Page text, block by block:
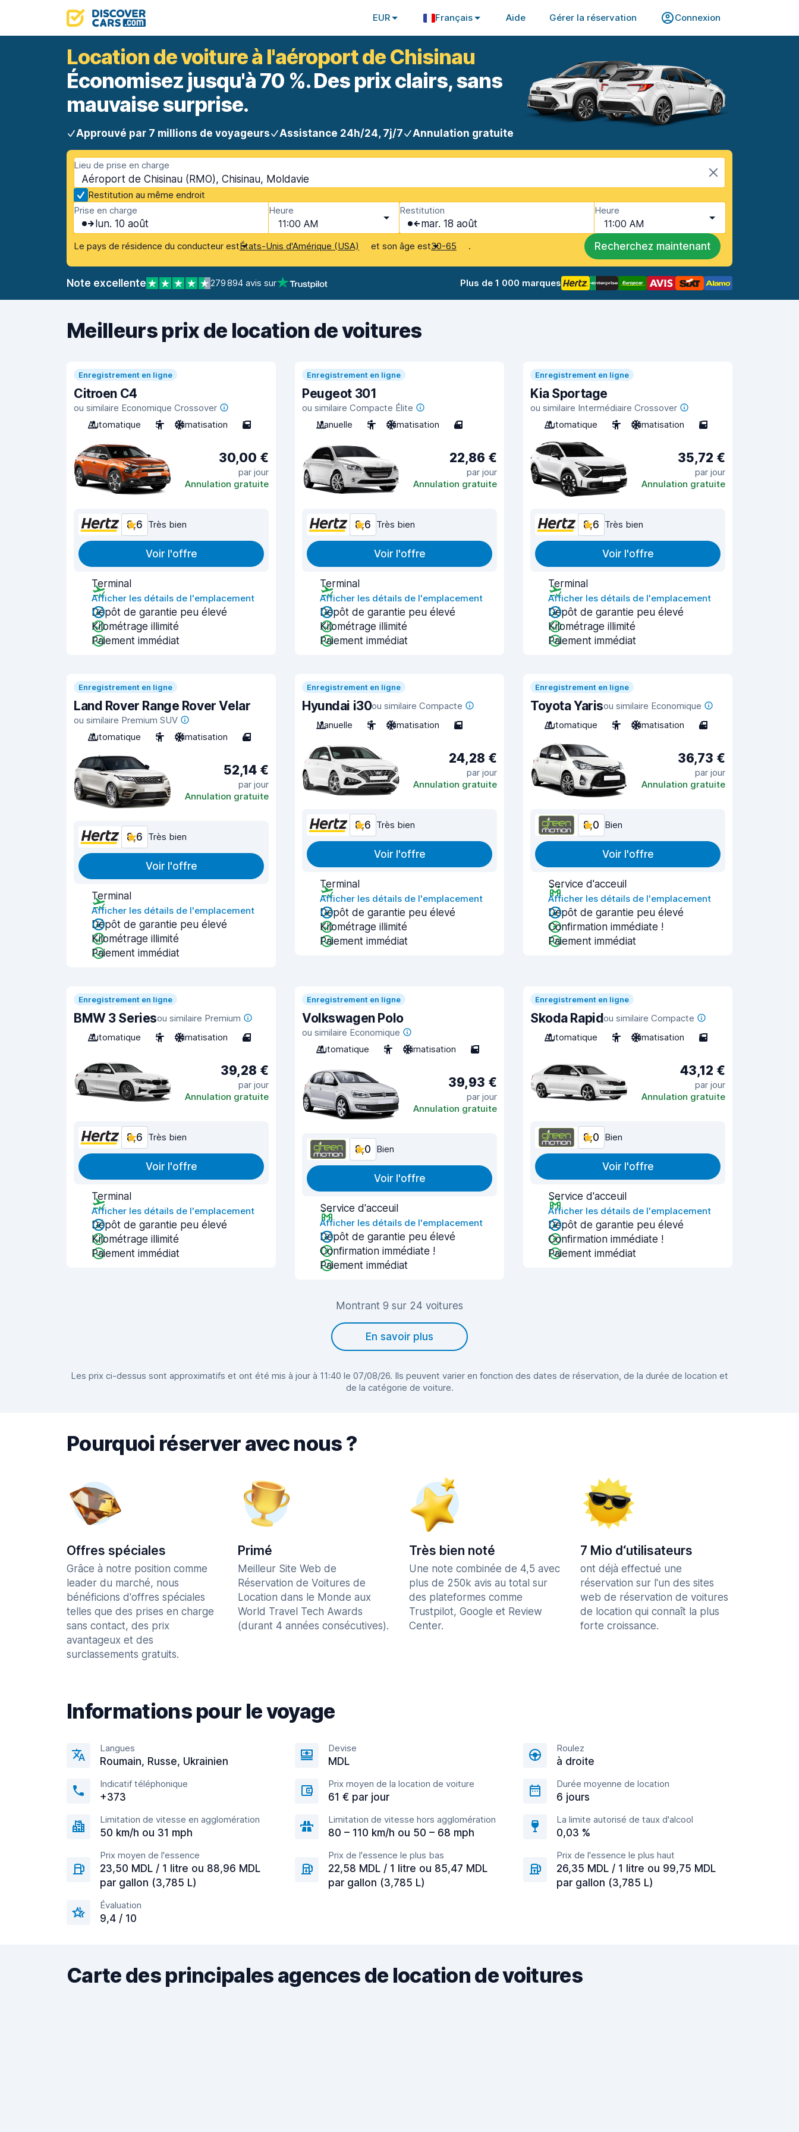
EUR Français Aide Gérer la réservation Connexion
Location de voiture à l'aéroport de Chisinau
Économisez jusqu'à 70 %. Des prix clairs, sans
mauvaise surprise.
Approuvé par 7 millions de voyageurs Assistance 24h/24, 7j/7 Annulation gratuite
Lieu de prise en charge
Aéroport de Chisinau (RMO), Chisinau, Moldavie
Restitution au même endroit
Prise en charge
lun. 10 août
Heure
11:00 AM
Restitution
mar. 18 août
Heure
11:00 AM
Le pays de résidence du conducteur estÉtats-Unis d'Amérique (USA) et son âge est30-65 . Recherchez maintenant
Note excellente 279 894 avis sur Plus de 1 000 marques
Meilleurs prix de location de voitures
Enregistrement en ligne
Citroen C4
ou similaire Economique Crossover
Automatique
5 Climatisation 5
30,00 €
par jour
Annulation gratuite
8,6 Très bien
Voir l'offre
Terminal
Afficher les détails de l'emplacement
Dépôt de garantie peu élevé
Kilométrage illimité
Paiement immédiat
Enregistrement en ligne
Peugeot 301
ou similaire Compacte Élite
Manuelle
5 Climatisation 4
22,86 €
par jour
Annulation gratuite
8,6 Très bien
Voir l'offre
Terminal
Afficher les détails de l'emplacement
Dépôt de garantie peu élevé
Kilométrage illimité
Paiement immédiat
Enregistrement en ligne
Kia Sportage
ou similaire Intermédiaire Crossover
Automatique
5 Climatisation 5
35,72 €
par jour
Annulation gratuite
8,6 Très bien
Voir l'offre
Terminal
Afficher les détails de l'emplacement
Dépôt de garantie peu élevé
Kilométrage illimité
Paiement immédiat
Enregistrement en ligne
Land Rover Range Rover Velar
ou similaire Premium SUV
Automatique
5 Climatisation 4
52,14 €
par jour
Annulation gratuite
8,6 Très bien
Voir l'offre
Terminal
Afficher les détails de l'emplacement
Dépôt de garantie peu élevé
Kilométrage illimité
Paiement immédiat
Enregistrement en ligne
Hyundai i30ou similaire Compacte
Manuelle
5 Climatisation 5
24,28 €
par jour
Annulation gratuite
8,6 Très bien
Voir l'offre
Terminal
Afficher les détails de l'emplacement
Dépôt de garantie peu élevé
Kilométrage illimité
Paiement immédiat
Enregistrement en ligne
Toyota Yarisou similaire Economique
Automatique
5 Climatisation 4
36,73 €
par jour
Annulation gratuite
8,0 Bien
Voir l'offre
Service d'acceuil
Afficher les détails de l'emplacement
Dépôt de garantie peu élevé
Confirmation immédiate !
Paiement immédiat
Enregistrement en ligne
BMW 3 Seriesou similaire Premium
Automatique
5 Climatisation 4
39,28 €
par jour
Annulation gratuite
8,6 Très bien
Voir l'offre
Terminal
Afficher les détails de l'emplacement
Dépôt de garantie peu élevé
Kilométrage illimité
Paiement immédiat
Enregistrement en ligne
Volkswagen Polo
ou similaire Economique
Automatique
5 Climatisation 5
39,93 €
par jour
Annulation gratuite
8,0 Bien
Voir l'offre
Service d'acceuil
Afficher les détails de l'emplacement
Dépôt de garantie peu élevé
Confirmation immédiate !
Paiement immédiat
Enregistrement en ligne
Skoda Rapidou similaire Compacte
Automatique
5 Climatisation 5
43,12 €
par jour
Annulation gratuite
8,0 Bien
Voir l'offre
Service d'acceuil
Afficher les détails de l'emplacement
Dépôt de garantie peu élevé
Confirmation immédiate !
Paiement immédiat
Montrant 9 sur 24 voitures
En savoir plus
Les prix ci-dessus sont approximatifs et ont été mis à jour à 11:40 le 07/08/26. Ils peuvent varier en fonction des dates de réservation, de la durée de location et
de la catégorie de voiture.
Pourquoi réserver avec nous ?
Offres spéciales
Grâce à notre position comme
leader du marché, nous
bénéficions d'offres spéciales
telles que des prises en charge
sans contact, des prix
avantageux et des
surclassements gratuits.
Primé
Meilleur Site Web de
Réservation de Voitures de
Location dans le Monde aux
World Travel Tech Awards
(durant 4 années consécutives).
Très bien noté
Une note combinée de 4,5 avec
plus de 250k avis au total sur
des plateformes comme
Trustpilot, Google et Review
Center.
7 Mio d‘utilisateurs
ont déjà effectué une
réservation sur l'un des sites
web de réservation de voitures
de location qui connaît la plus
forte croissance.
Informations pour le voyage
Langues
Roumain, Russe, Ukrainien
Devise
MDL
Roulez
à droite
Indicatif téléphonique
+373
Prix moyen de la location de voiture
61 € par jour
Durée moyenne de location
6 jours
Limitation de vitesse en agglomération
50 km/h ou 31 mph
Limitation de vitesse hors agglomération
80 – 110 km/h ou 50 – 68 mph
La limite autorisé de taux d'alcool
0,03 %
Prix moyen de l'essence
23,50 MDL / 1 litre ou 88,96 MDL
par gallon (3,785 L)
Prix de l'essence le plus bas
22,58 MDL / 1 litre ou 85,47 MDL
par gallon (3,785 L)
Prix de l'essence le plus haut
26,35 MDL / 1 litre ou 99,75 MDL
par gallon (3,785 L)
Évaluation
9,4 / 10
Carte des principales agences de location de voitures